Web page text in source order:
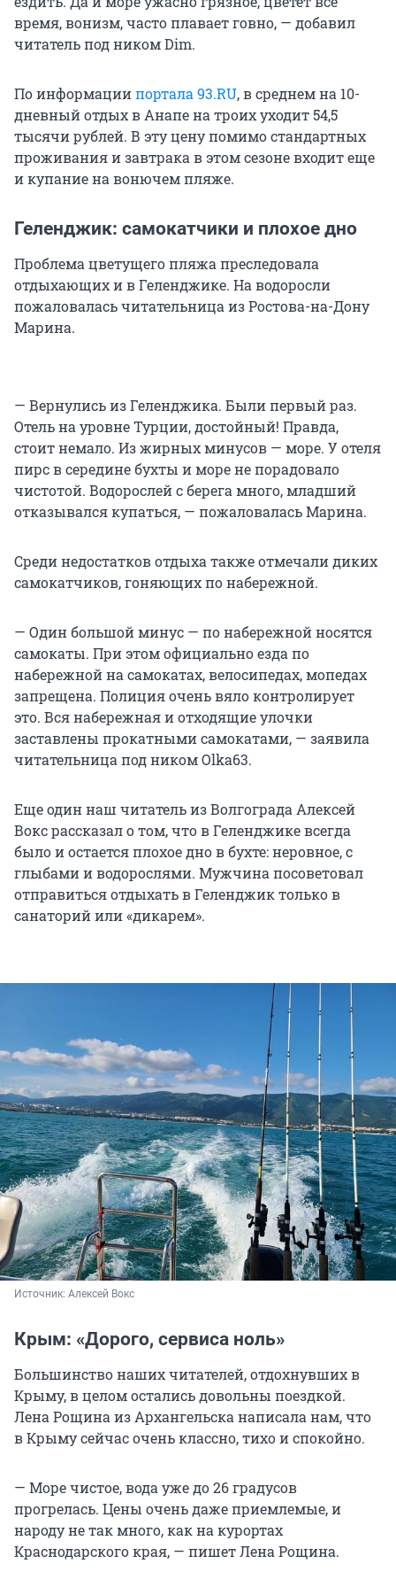
время, вонизм, часто плавает говно, — добавил
читатель под ником Dim.
По информациипортала 93.RU, в среднем на 10-
дневный отдых в Анапе на троих уходит 54,5
тысячи рублей. В эту цену помимо стандартных
проживания и завтрака в этом сезоне входит еще
и купание на вонючем пляже.
Геленджик: самокатчики и плохое дно
Проблема цветущего пляжа преследовала
отдыхающих и в Геленджике. На водоросли
пожаловалась читательница из Ростова-на-Дону
Марина.
— Вернулись из Геленджика. Были первый раз.
Отель на уровне Турции, достойный! Правда,
стоит немало. Из жирных минусов — море. У отеля
пирс в середине бухты и море не порадовало
чистотой. Водорослей с берега много, младший
отказывался купаться, — пожаловалась Марина.
Среди недостатков отдыха также отмечали диких
самокатчиков, гоняющих по набережной.
— Один большой минус — по набережной носятся
самокаты. При этом официально езда по
набережной на самокатах, велосипедах, мопедах
запрещена. Полиция очень вяло контролирует
это. Вся набережная и отходящие улочки
заставлены прокатными самокатами, — заявила
читательница под ником Olka63.
Еще один наш читатель из Волгограда Алексей
Вокс рассказал о том, что в Геленджике всегда
было и остается плохое дно в бухте: неровное, с
глыбами и водорослями. Мужчина посоветовал
отправиться отдыхать в Геленджик только в
санаторий или «дикарем».
Источник: Алексей Вокс
Крым: «Дорого, сервиса ноль»
Большинство наших читателей, отдохнувших в
Крыму, в целом остались довольны поездкой.
Лена Рощина из Архангельска написала нам, что
в Крыму сейчас очень классно, тихо и спокойно.
— Море чистое, вода уже до 26 градусов
прогрелась. Цены очень даже приемлемые, и
народу не так много, как на курортах
Краснодарского края, — пишет Лена Рощина.